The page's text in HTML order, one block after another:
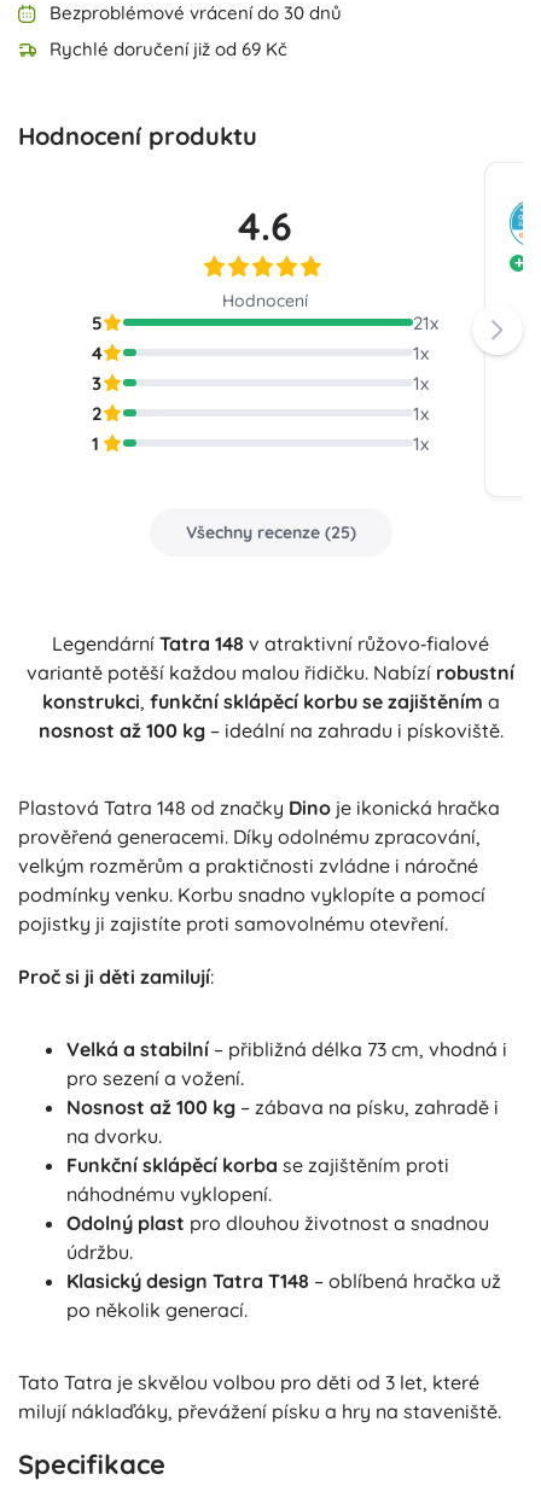
Bezproblémové vrácení do 30 dnů
Rychlé doručení již od 69 Kč
Hodnocení produktu
4.6
Hodnocení
5 21x
4
1x
3
1x
2
1x
1
1x
Všechny recenze(25)
Legendární Tatra 148 v atraktivní růžovo‑fialové
variantě potěší každou malou řidičku. Nabízí robustní
konstrukci, funkční sklápěcí korbu se zajištěním a
nosnost až 100 kg– ideální na zahradu i pískoviště.
Plastová Tatra 148 od značky Dino je ikonická hračka
prověřená generacemi. Díky odolnému zpracování,
velkým rozměrům a praktičnosti zvládne i náročné
podmínky venku. Korbu snadno vyklopíte a pomocí
pojistky ji zajistíte proti samovolnému otevření.
Proč si ji děti zamilují:
Velká a stabilní – přibližná délka 73 cm, vhodná i
pro sezení a vožení.
Nosnost až 100 kg – zábava na písku, zahradě i
na dvorku.
Funkční sklápěcí korba se zajištěním proti
náhodnému vyklopení.
Odolný plast pro dlouhou životnost a snadnou
údržbu.
Klasický design Tatra T148 – oblíbená hračka už
po několik generací.
Tato Tatra je skvělou volbou pro děti od 3 let, které
milují náklaďáky, převážení písku a hry na staveniště.
Specifikace